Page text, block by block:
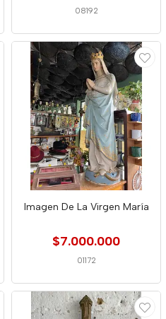
08192
Imagen De La Virgen María
$7.000.000
01172